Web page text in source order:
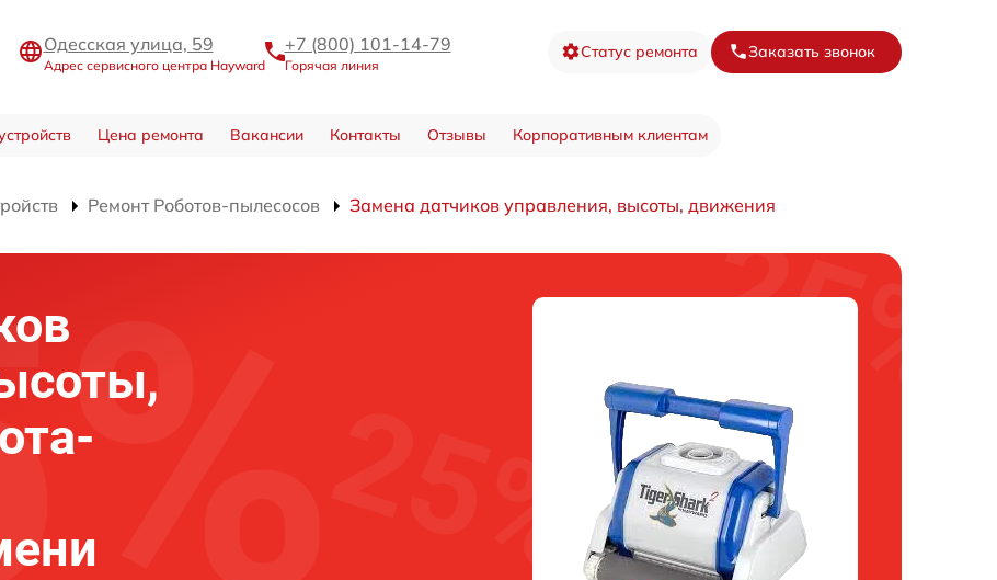
Одесская улица, 59
Адрес сервисного центра Hayward
+7 (800) 101-14-79
Горячая линия
Статус ремонта Заказать звонок
Цена ремонта Вакансии Контакты Отзывы Корпоративным клиентам
Ремонт Роботов-пылесосов Замена датчиков управления, высоты, движения